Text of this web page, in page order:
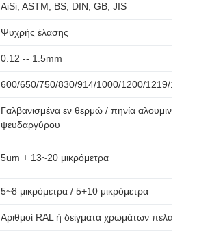
AiSi, ASTM, BS, DIN, GB, JIS
Ψυχρής έλασης
0.12 -- 1.5mm
600/650/750/830/914/1000/1200/1219/
Γαλβανισμένα εν θερμώ / πηνία αλουμινίου-
ψευδαργύρου
5um + 13~20 μικρόμετρα
5~8 μικρόμετρα / 5+10 μικρόμετρα
Αριθμοί RAL ή δείγματα χρωμάτων πελατών